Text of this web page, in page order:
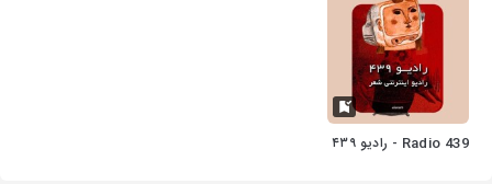
Radio 439 - رادیو ۴۳۹